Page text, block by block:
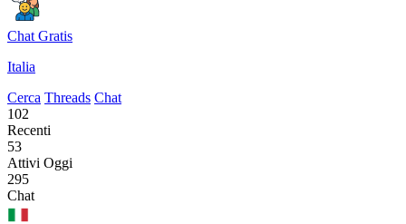
Chat Gratis
Italia
Cerca Threads Chat
102
Recenti
53
Attivi Oggi
295
Chat